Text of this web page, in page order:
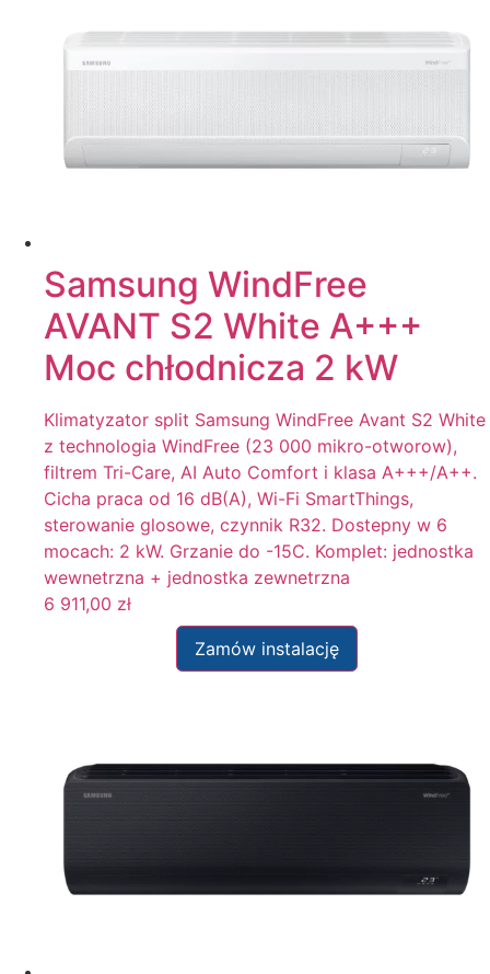
Samsung WindFree
AVANT S2 White A+++
Moc chłodnicza 2 kW
Klimatyzator split Samsung WindFree Avant S2 White
z technologia WindFree (23 000 mikro-otworow),
filtrem Tri-Care, AI Auto Comfort i klasa A+++/A++.
Cicha praca od 16 dB(A), Wi-Fi SmartThings,
sterowanie glosowe, czynnik R32. Dostepny w 6
mocach: 2 kW. Grzanie do -15C. Komplet: jednostka
wewnetrzna + jednostka zewnetrzna
6 911,00 zł
Zamów instalację